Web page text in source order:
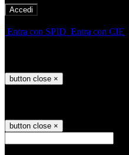
Entra con SPID Entra con CIE
button close ×
button close ×